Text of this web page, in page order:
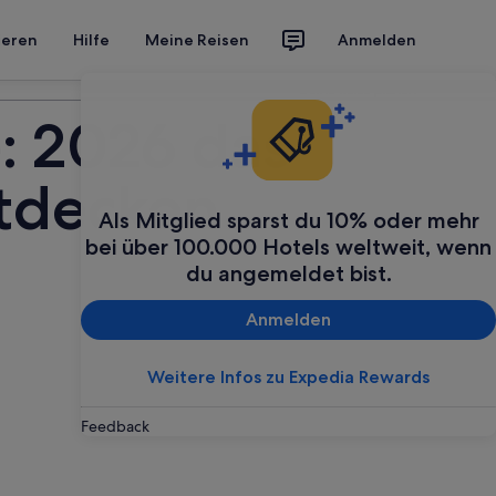
Hilfe Meine Reisen Anmelden
Als Mitglied sparst du 10% oder mehr
bei über 100.000 Hotels weltweit, wenn
du angemeldet bist.
Anmelden
Weitere Infos zu Expedia Rewards
Feedback
2026 das